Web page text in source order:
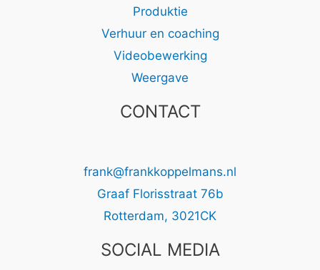
Produktie
Verhuur en coaching
Videobewerking
Weergave
CONTACT
frank@frankkoppelmans.nl
Graaf Florisstraat 76b
Rotterdam, 3021CK
SOCIAL MEDIA